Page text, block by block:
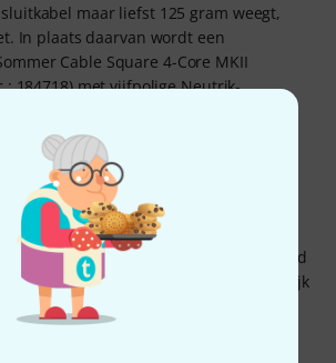
maar liefst 125 gram weegt,
In plaats daarvan wordt een
Cable Square 4-Core MKII
184718) met vijfpolige Neutrik-
en de Rycote-houder
een bijbehorende kabel van »Kortwich
voor installatie in de pistoolgreep.
geluid goed. De geluiden kunnen
met de plug-in “Polarflex” van
het grote voordeel van dit
Ik heb ook een oneerlijke test uitgevoerd
E525S«. De uitslag was natuurlijk
viel in het voordeel van de nieuwe,